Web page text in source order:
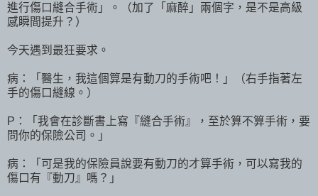
進行傷口縫合手術」。（加了「麻醉」兩個字，是不是高級
感瞬間提升？）
今天遇到最狂要求。
病：「醫生，我這個算是有動刀的手術吧！」（右手指著左
手的傷口縫線。）
P：「我會在診斷書上寫『縫合手術』，至於算不算手術，要
問你的保險公司。」
病：「可是我的保險員說要有動刀的才算手術，可以寫我的
傷口有『動刀』嗎？」